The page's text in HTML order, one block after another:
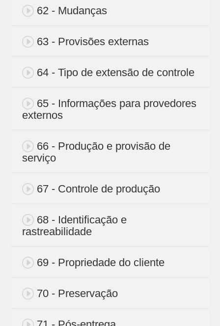
62 - Mudanças
63 - Provisões externas
64 - Tipo de extensão de controle
65 - Informações para provedores
externos
66 - Produção e provisão de
serviço
67 - Controle de produção
68 - Identificação e
rastreabilidade
69 - Propriedade do cliente
70 - Preservação